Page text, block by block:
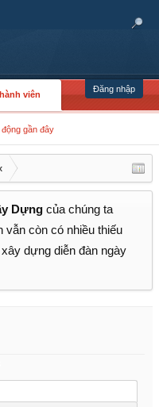
Đăng nhập
viên
động gần đây
Dựng của chúng ta
còn có nhiều thiếu
dựng diễn đàn ngày